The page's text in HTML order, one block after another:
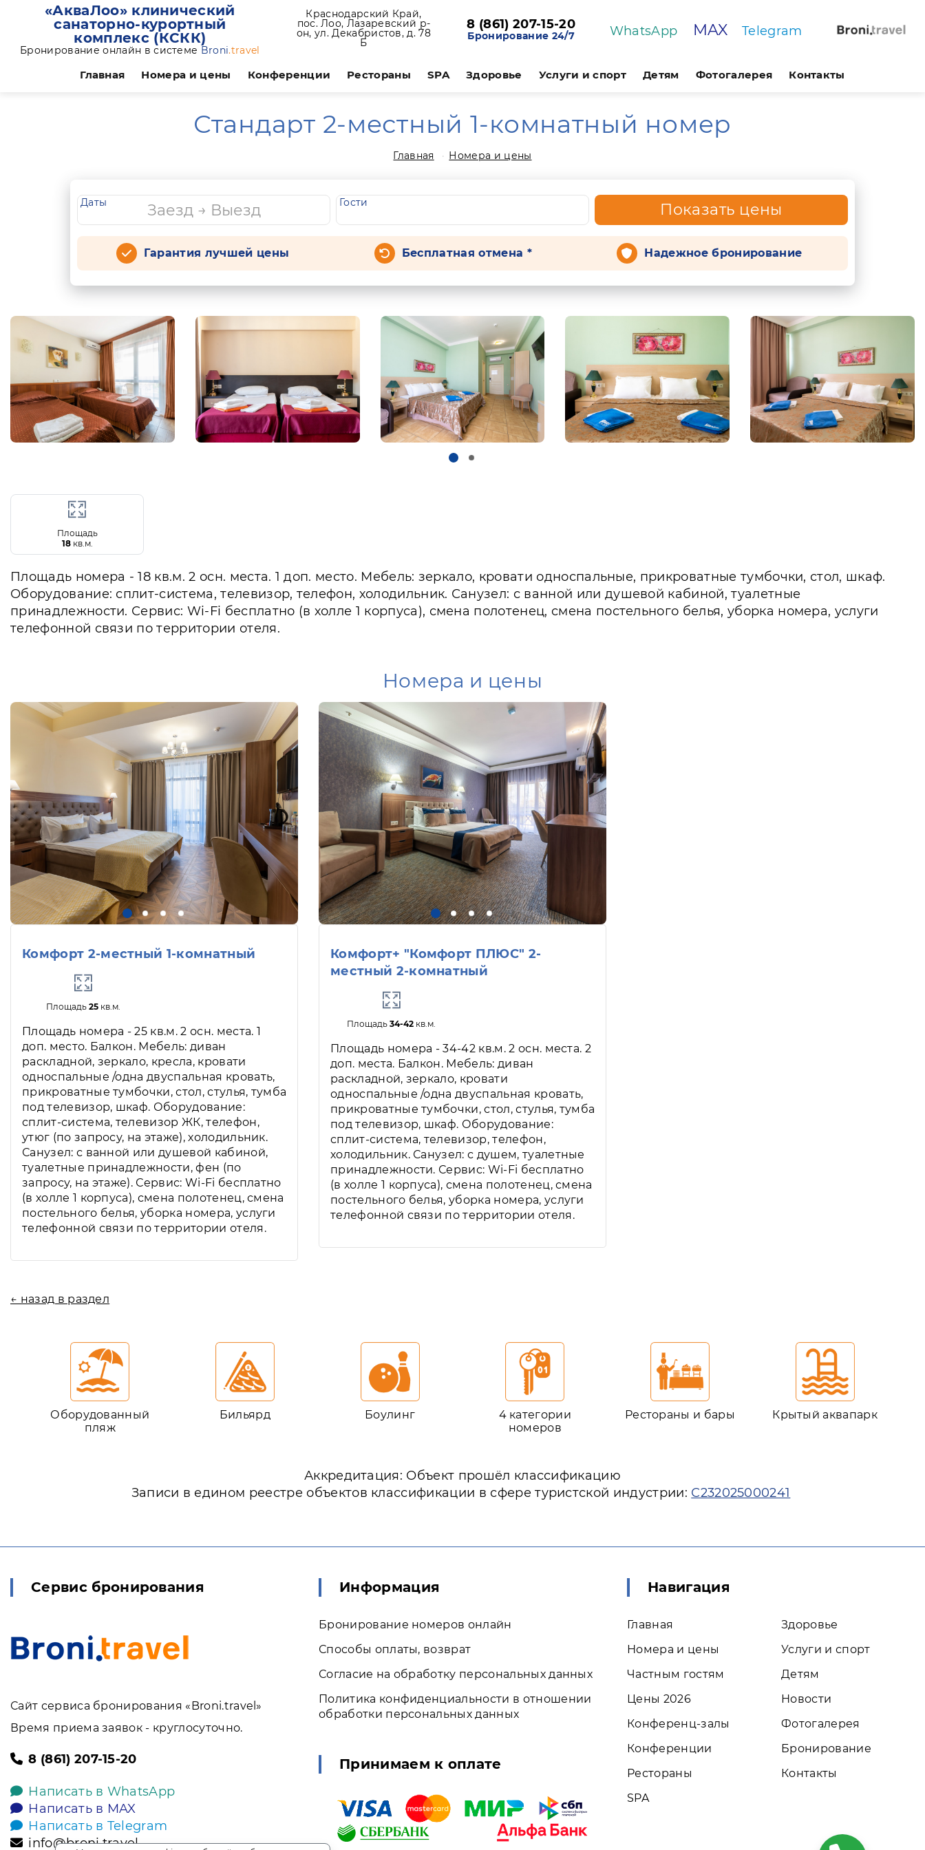
«АкваЛоо» клинический
санаторно-курортный
комплекс (КСКК)
Бронирование онлайн в системе Broni.travel
Краснодарский Край,
пос. Лоо, Лазаревский р-
он, ул. Декабристов, д. 78
Б
8 (861) 207-15-20
Бронирование 24/7 WhatsApp MAX Telegram
Главная Номера и цены Конференции Рестораны SPA Здоровье Услуги и спорт Детям Фотогалерея Контакты
Стандарт 2-местный 1-комнатный номер
Главная Номера и цены
Даты Гости Показать цены
Гарантия лучшей цены Бесплатная отмена * Надежное бронирование
Площадь
18кв.м.
Площадь номера - 18 кв.м. 2 осн. места. 1 доп. место. Мебель: зеркало, кровати односпальные, прикроватные тумбочки, стол, шкаф.
Оборудование: сплит-система, телевизор, телефон, холодильник. Санузел: с ванной или душевой кабиной, туалетные
принадлежности. Сервис: Wi-Fi бесплатно (в холле 1 корпуса), смена полотенец, смена постельного белья, уборка номера, услуги
телефонной связи по территории отеля.
Номера и цены
Комфорт 2-местный 1-комнатный
Площадь 25кв.м.
Площадь номера - 25 кв.м. 2 осн. места. 1
доп. место. Балкон. Мебель: диван
раскладной, зеркало, кресла, кровати
односпальные /одна двуспальная кровать,
прикроватные тумбочки, стол, стулья, тумба
под телевизор, шкаф. Оборудование:
сплит-система, телевизор ЖК, телефон,
утюг (по запросу, на этаже), холодильник.
Санузел: с ванной или душевой кабиной,
туалетные принадлежности, фен (по
запросу, на этаже). Сервис: Wi-Fi бесплатно
(в холле 1 корпуса), смена полотенец, смена
постельного белья, уборка номера, услуги
телефонной связи по территории отеля.
Комфорт+ "Комфорт ПЛЮС" 2-
местный 2-комнатный
Площадь34-42 кв.м.
Площадь номера - 34-42 кв.м. 2 осн. места. 2
доп. места. Балкон. Мебель: диван
раскладной, зеркало, кровати
односпальные /одна двуспальная кровать,
прикроватные тумбочки, стол, стулья, тумба
под телевизор, шкаф. Оборудование:
сплит-система, телевизор, телефон,
холодильник. Санузел: с душем, туалетные
принадлежности. Сервис: Wi-Fi бесплатно
(в холле 1 корпуса), смена полотенец, смена
постельного белья, уборка номера, услуги
телефонной связи по территории отеля.
← назад в раздел
Оборудованный
пляж
Бильярд Боулинг
4 категории
номеров
Рестораны и бары Крытый аквапарк
Аккредитация: Объект прошёл классификацию
Записи в едином реестре объектов классификации в сфере туристской индустрии: С232025000241
Сервис бронирования
Сайт сервиса бронирования «Broni.travel»
Время приема заявок - круглосуточно.
8 (861) 207-15-20
Написать в WhatsApp
Написать в MAX
Написать в Telegram
info@broni.travel
Информация
Бронирование номеров онлайн
Способы оплаты, возврат
Согласие на обработку персональных данных
Политика конфиденциальности в отношении
обработки персональных данных
Принимаем к оплате
Навигация
Главная
Номера и цены
Частным гостям
Цены 2026
Конференц-залы
Конференции
Рестораны
SPA
Здоровье
Услуги и спорт
Детям
Новости
Фотогалерея
Бронирование
Контакты